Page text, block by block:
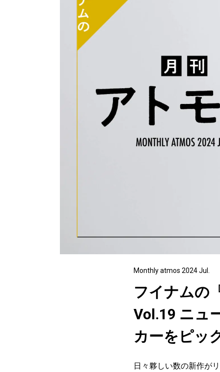
Monthly atmos 2024 Jul.
フイナムの
Vol.19 ニュ
カーをピッ
日々夥しい数の新作が